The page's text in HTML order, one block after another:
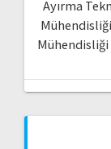
Ayırma
Mühendisliği